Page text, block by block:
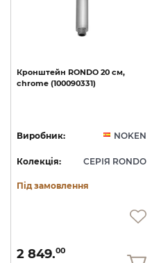
Кронштейн RONDO 20 см,
chrome (100090331)
Виробник: NOKEN
Колекція: СЕРІЯ RONDO
Під замовлення
2 849.00